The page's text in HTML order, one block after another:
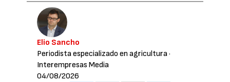
Elio Sancho
Periodista especializado en agricultura·
Interempresas Media
04/08/2026